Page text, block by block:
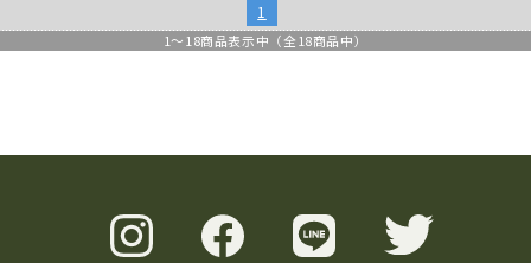
1
1～ 18商品表示中（全 18商品中）